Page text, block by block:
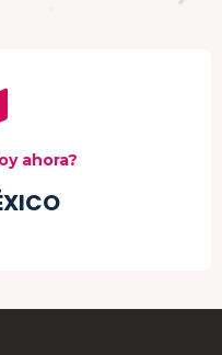
ahora?